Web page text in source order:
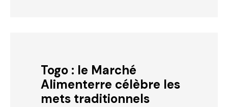
Togo : le Marché
Alimenterre célèbre les
mets traditionnels